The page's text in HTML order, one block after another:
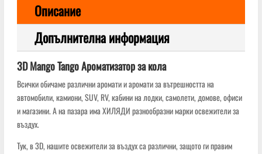
Описание
Допълнителна информация
3D Mango Tango Ароматизатор за кола
Всички обичаме различни аромати и аромати за вътрешността на
автомобили, камиони, SUV, RV, кабини на лодки, самолети, домове, офиси
и магазини. А на пазара има ХИЛЯДИ разнообразни марки освежители за
въздух.
Тук, в 3D, нашите освежители за въздух са различни, защото ги правим